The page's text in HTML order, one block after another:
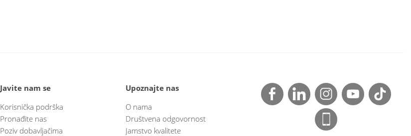
Javite nam se
Korisnička podrška
Pronađite nas
Poziv dobavljačima
Upoznajte nas
O nama
Društvena odgovornost
Jamstvo kvalitete